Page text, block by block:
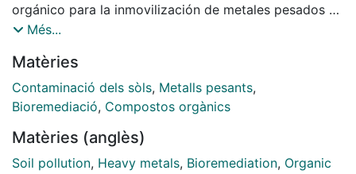
orgánico para la inmovilización de metales pesados en
suelos contaminados. Se caracterizaron ocho
orgánicos municipales (MOW), un compost de origen
doméstico (DOM), un material compostado producido
con residuos sólidos urbanos (MSW), un material
materiales derivados de la industria del aceite de oliva
(OWH y OP) y dos biochars (BF y BS). Se determinaron
Més...
Matèries
Contaminació dels sòls, Metalls pesants,
Bioremediació, Compostos orgànics
Matèries (anglès)
Soil pollution, Heavy metals, Bioremediation, Organic